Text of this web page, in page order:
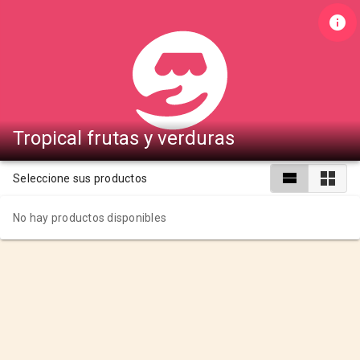
Tropical frutas y verduras
Seleccione sus productos
No hay productos disponibles